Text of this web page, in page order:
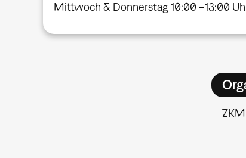
Mittwoch & Donnerstag 10:00 –13:00